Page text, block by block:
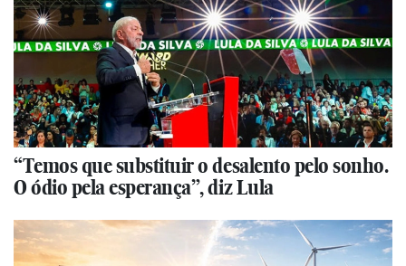
“Temos que substituir o desalento pelo sonho.
O ódio pela esperança”, diz Lula